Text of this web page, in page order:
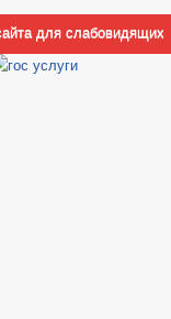
для слабовидящих